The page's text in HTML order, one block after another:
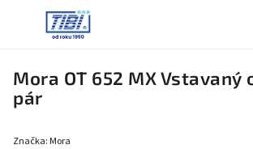
Mora OT 652 MX Vstavaný
pár
Značka: Mora